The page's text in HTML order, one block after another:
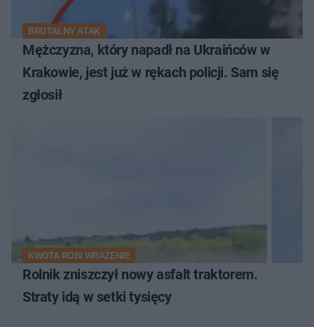
BRUTALNY ATAK
Mężczyzna, który napadł na Ukraińców w
Krakowie, jest już w rękach policji. Sam się
zgłosił
KWOTA ROBI WRAŻENIE
Rolnik zniszczył nowy asfalt traktorem.
Straty idą w setki tysięcy